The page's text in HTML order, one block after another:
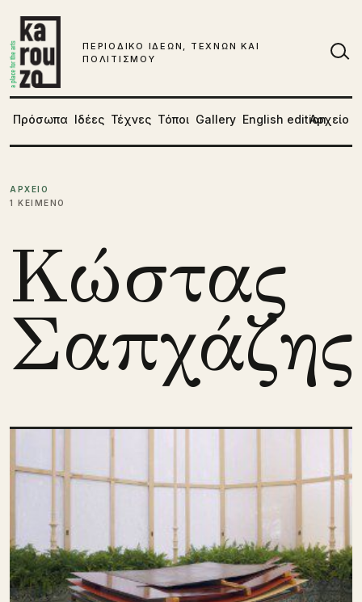
ΠΕΡΙΟΔΙΚΟ ΙΔΕΩΝ, ΤΕΧΝΩΝ ΚΑΙ
ΠΟΛΙΤΙΣΜΟΥ
Πρόσωπα Ιδέες Τέχνες Τόποι Gallery English editionΑρχείο
ΑΡΧΕΙΟ
1 ΚΕΙΜΕΝΟ
Κώστας
Σαπχάζης